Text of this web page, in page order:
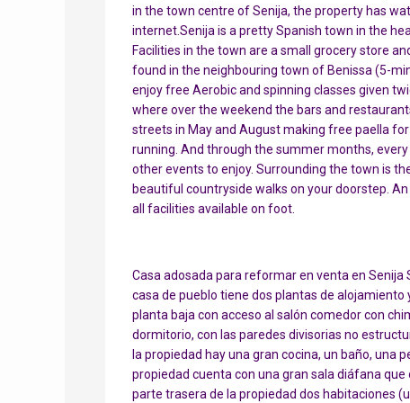
in the town centre of Senija, the property has
internet.Senija is a pretty Spanish town in the
Facilities in the town are a small grocery store
found in the neighbouring town of Benissa (5-
enjoy free Aerobic and spinning classes given
where over the weekend the bars and
streets in May and August making free paella
running. And through the summer months,
other events to enjoy. Surrounding the town is
beautiful countryside walks on your doorstep.
all facilities available on foot.
Casa adosada para reformar en venta en
casa de pueblo tiene dos plantas de
planta baja con acceso al salón comedor con
dormitorio, con las paredes divisorias no
la propiedad hay una gran cocina, un baño, una
propiedad cuenta con una gran sala diáfana
parte trasera de la propiedad dos habitaciones